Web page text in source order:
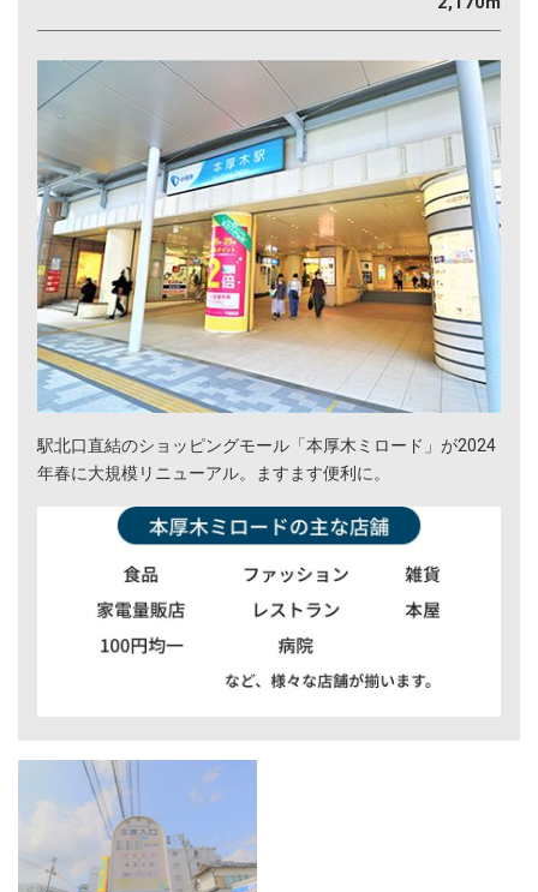
駅北口直結のショッピングモール「本厚木ミロード」が2024
年春に大規模リニューアル。ますます便利に。